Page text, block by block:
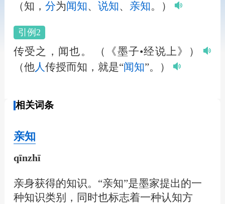
（知， 分为闻知、 说知、 亲知。）
引例2
传受之，闻也。
（《墨子•经说上》）
（他人传授而知，就是“闻知”。）
相关词条
亲知
qīnzhī
亲身获得的知识。“亲知”是墨家提出的一
种知识类别，同时也标志着一种认知方